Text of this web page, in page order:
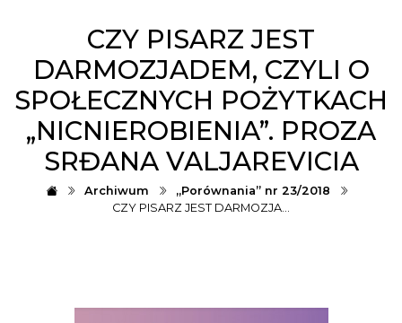
CZY PISARZ JEST
DARMOZJADEM, CZYLI O
SPOŁECZNYCH POŻYTKACH
„NICNIEROBIENIA”. PROZA
SRĐANA VALJAREVICIA
Archiwum
„Porównania” nr 23/2018
CZY PISARZ JEST DARMOZJA…